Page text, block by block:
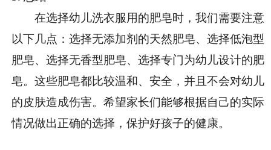
在选择幼儿洗衣服用的肥皂时，我们需要注意
以下几点：选择无添加剂的天然肥皂、选择低泡型
肥皂、选择无香型肥皂、选择专门为幼儿设计的肥
皂。这些肥皂都比较温和、安全，并且不会对幼儿
的皮肤造成伤害。希望家长们能够根据自己的实际
情况做出正确的选择，保护好孩子的健康。